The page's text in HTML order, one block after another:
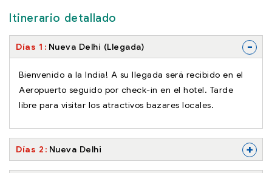
Itinerario detallado
Días 1 Nueva Delhi (Llegada) -
Bienvenido a la India! A su llegada será recibido en el
Aeropuerto seguido por check-in en el hotel. Tarde
libre para visitar los atractivos bazares locales.
Días 2 Nueva Delhi +